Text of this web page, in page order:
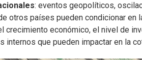
: eventos geopolíticos,
otros países pueden condicionar en
crecimiento económico, el nivel de
que pueden impactar en la